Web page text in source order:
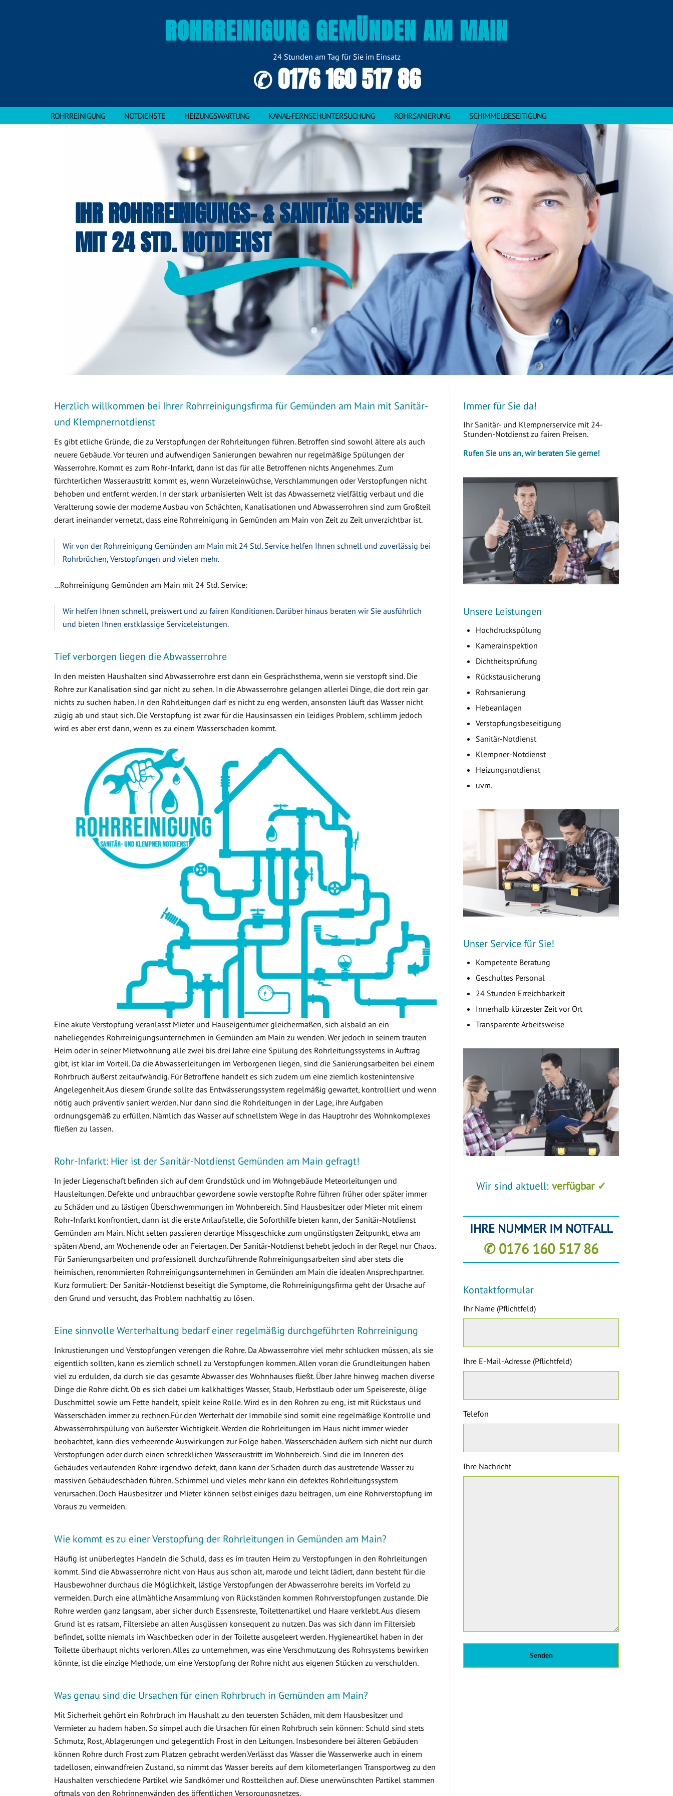
ROHRREINIGUNG GEMÜNDEN AM MAIN
24 Stunden am Tag für Sie im Einsatz
✆ 0176 160 517 86
ROHRREINIGUNG NOTDIENSTE HEIZUNGSWARTUNG KANAL-FERNSEHUNTERSUCHUNG ROHRSANIERUNG SCHIMMELBESEITIGUNG
IHR ROHRREINIGUNGS- & SANITÄR SERVICE
MIT 24 STD. NOTDIENST
Herzlich willkommen bei Ihrer Rohrreinigungsfirma für Gemünden am Main mit Sanitär-
und Klempnernotdienst
Es gibt etliche Gründe, die zu Verstopfungen der Rohrleitungen führen. Betroffen sind sowohl ältere als auch
neuere Gebäude. Vor teuren und aufwendigen Sanierungen bewahren nur regelmäßige Spülungen der
Wasserrohre. Kommt es zum Rohr-Infarkt, dann ist das für alle Betroffenen nichts Angenehmes. Zum
fürchterlichen Wasseraustritt kommt es, wenn Wurzeleinwüchse, Verschlammungen oder Verstopfungen nicht
behoben und entfernt werden. In der stark urbanisierten Welt ist das Abwassernetz vielfältig verbaut und die
Veralterung sowie der moderne Ausbau von Schächten, Kanalisationen und Abwasserrohren sind zum Großteil
derart ineinander vernetzt, dass eine Rohrreinigung in Gemünden am Main von Zeit zu Zeit unverzichtbar ist.
Wir von der Rohrreinigung Gemünden am Main mit 24 Std. Service helfen Ihnen schnell und zuverlässig bei
Rohrbrüchen, Verstopfungen und vielen mehr.
…Rohrreinigung Gemünden am Main mit 24 Std. Service:
Wir helfen Ihnen schnell, preiswert und zu fairen Konditionen. Darüber hinaus beraten wir Sie ausführlich
und bieten Ihnen erstklassige Serviceleistungen.
Tief verborgen liegen die Abwasserrohre
In den meisten Haushalten sind Abwasserrohre erst dann ein Gesprächsthema, wenn sie verstopft sind. Die
Rohre zur Kanalisation sind gar nicht zu sehen. In die Abwasserrohre gelangen allerlei Dinge, die dort rein gar
nichts zu suchen haben. In den Rohrleitungen darf es nicht zu eng werden, ansonsten läuft das Wasser nicht
zügig ab und staut sich. Die Verstopfung ist zwar für die Hausinsassen ein leidiges Problem, schlimm jedoch
wird es aber erst dann, wenn es zu einem Wasserschaden kommt.
Eine akute Verstopfung veranlasst Mieter und Hauseigentümer gleichermaßen, sich alsbald an ein
naheliegendes Rohrreinigungsunternehmen in Gemünden am Main zu wenden. Wer jedoch in seinem trauten
Heim oder in seiner Mietwohnung alle zwei bis drei Jahre eine Spülung des Rohrleitungssystems in Auftrag
gibt, ist klar im Vorteil. Da die Abwasserleitungen im Verborgenen liegen, sind die Sanierungsarbeiten bei einem
Rohrbruch äußerst zeitaufwändig. Für Betroffene handelt es sich zudem um eine ziemlich kostenintensive
Angelegenheit.Aus diesem Grunde sollte das Entwässerungssystem regelmäßig gewartet, kontrolliert und wenn
nötig auch präventiv saniert werden. Nur dann sind die Rohrleitungen in der Lage, ihre Aufgaben
ordnungsgemäß zu erfüllen. Nämlich das Wasser auf schnellstem Wege in das Hauptrohr des Wohnkomplexes
fließen zu lassen.
Rohr-Infarkt: Hier ist der Sanitär-Notdienst Gemünden am Main gefragt!
In jeder Liegenschaft befinden sich auf dem Grundstück und im Wohngebäude Meteorleitungen und
Hausleitungen. Defekte und unbrauchbar gewordene sowie verstopfte Rohre führen früher oder später immer
zu Schäden und zu lästigen Überschwemmungen im Wohnbereich. Sind Hausbesitzer oder Mieter mit einem
Rohr-Infarkt konfrontiert, dann ist die erste Anlaufstelle, die Soforthilfe bieten kann, der Sanitär-Notdienst
Gemünden am Main. Nicht selten passieren derartige Missgeschicke zum ungünstigsten Zeitpunkt, etwa am
späten Abend, am Wochenende oder an Feiertagen. Der Sanitär-Notdienst behebt jedoch in der Regel nur Chaos.
Für Sanierungsarbeiten und professionell durchzuführende Rohrreinigungsarbeiten sind aber stets die
heimischen, renommierten Rohrreinigungsunternehmen in Gemünden am Main die idealen Ansprechpartner.
Kurz formuliert: Der Sanitär-Notdienst beseitigt die Symptome, die Rohrreinigungsfirma geht der Ursache auf
den Grund und versucht, das Problem nachhaltig zu lösen.
Eine sinnvolle Werterhaltung bedarf einer regelmäßig durchgeführten Rohrreinigung
Inkrustierungen und Verstopfungen verengen die Rohre. Da Abwasserrohre viel mehr schlucken müssen, als sie
eigentlich sollten, kann es ziemlich schnell zu Verstopfungen kommen. Allen voran die Grundleitungen haben
viel zu erdulden, da durch sie das gesamte Abwasser des Wohnhauses fließt. Über Jahre hinweg machen diverse
Dinge die Rohre dicht. Ob es sich dabei um kalkhaltiges Wasser, Staub, Herbstlaub oder um Speisereste, ölige
Duschmittel sowie um Fette handelt, spielt keine Rolle. Wird es in den Rohren zu eng, ist mit Rückstaus und
Wasserschäden immer zu rechnen.Für den Werterhalt der Immobile sind somit eine regelmäßige Kontrolle und
Abwasserrohrspülung von äußerster Wichtigkeit. Werden die Rohrleitungen im Haus nicht immer wieder
beobachtet, kann dies verheerende Auswirkungen zur Folge haben. Wasserschäden äußern sich nicht nur durch
Verstopfungen oder durch einen schrecklichen Wasseraustritt im Wohnbereich. Sind die im Inneren des
Gebäudes verlaufenden Rohre irgendwo defekt, dann kann der Schaden durch das austretende Wasser zu
massiven Gebäudeschäden führen. Schimmel und vieles mehr kann ein defektes Rohrleitungssystem
verursachen. Doch Hausbesitzer und Mieter können selbst einiges dazu beitragen, um eine Rohrverstopfung im
Voraus zu vermeiden.
Wie kommt es zu einer Verstopfung der Rohrleitungen in Gemünden am Main?
Häufig ist unüberlegtes Handeln die Schuld, dass es im trauten Heim zu Verstopfungen in den Rohrleitungen
kommt. Sind die Abwasserrohre nicht von Haus aus schon alt, marode und leicht lädiert, dann besteht für die
Hausbewohner durchaus die Möglichkeit, lästige Verstopfungen der Abwasserrohre bereits im Vorfeld zu
vermeiden. Durch eine allmähliche Ansammlung von Rückständen kommen Rohrverstopfungen zustande. Die
Rohre werden ganz langsam, aber sicher durch Essensreste, Toilettenartikel und Haare verklebt. Aus diesem
Grund ist es ratsam, Filtersiebe an allen Ausgüssen konsequent zu nutzen. Das was sich dann im Filtersieb
befindet, sollte niemals im Waschbecken oder in der Toilette ausgeleert werden. Hygieneartikel haben in der
Toilette überhaupt nichts verloren. Alles zu unternehmen, was eine Verschmutzung des Rohrsystems bewirken
könnte, ist die einzige Methode, um eine Verstopfung der Rohre nicht aus eigenen Stücken zu verschulden.
Was genau sind die Ursachen für einen Rohrbruch in Gemünden am Main?
Mit Sicherheit gehört ein Rohrbruch im Haushalt zu den teuersten Schäden, mit dem Hausbesitzer und
Vermieter zu hadern haben. So simpel auch die Ursachen für einen Rohrbruch sein können: Schuld sind stets
Schmutz, Rost, Ablagerungen und gelegentlich Frost in den Leitungen. Insbesondere bei älteren Gebäuden
können Rohre durch Frost zum Platzen gebracht werden.Verlässt das Wasser die Wasserwerke auch in einem
tadellosen, einwandfreien Zustand, so nimmt das Wasser bereits auf dem kilometerlangen Transportweg zu den
Haushalten verschiedene Partikel wie Sandkörner und Rostteilchen auf. Diese unerwünschten Partikel stammen
oftmals von den Rohrinnenwänden des öffentlichen Versorgungsnetzes.
Immer für Sie da!
Ihr Sanitär- und Klempnerservice mit 24-
Stunden-Notdienst zu fairen Preisen.
Rufen Sie uns an, wir beraten Sie gerne!
Unsere Leistungen
Hochdruckspülung
Kamerainspektion
Dichtheitsprüfung
Rückstausicherung
Rohrsanierung
Hebeanlagen
Verstopfungsbeseitigung
Sanitär-Notdienst
Klempner-Notdienst
Heizungsnotdienst
uvm.
Unser Service für Sie!
Kompetente Beratung
Geschultes Personal
24 Stunden Erreichbarkeit
Innerhalb kürzester Zeit vor Ort
Transparente Arbeitsweise
Wir sind aktuell: verfügbar ✓
IHRE NUMMER IM NOTFALL
✆ 0176 160 517 86
Kontaktformular
Ihr Name (Pflichtfeld)
Ihre E-Mail-Adresse (Pflichtfeld)
Telefon
Ihre Nachricht